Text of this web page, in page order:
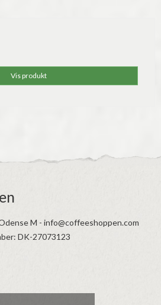
Vis produkt
M - info@coffeeshoppen.com
DK-27073123